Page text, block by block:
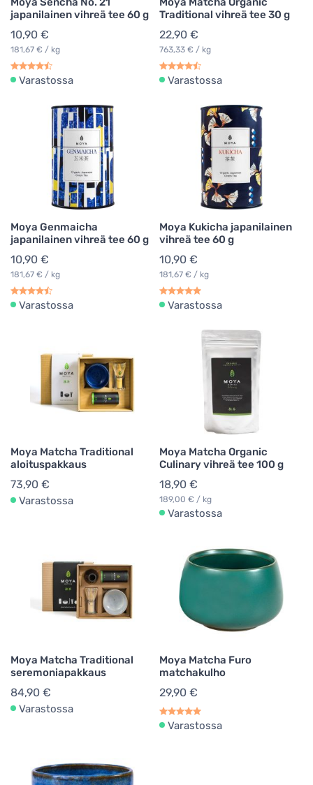
japanilainen vihreä tee 60 g
10,90 €
181,67 € / kg
Varastossa
Traditional vihreä tee 30 g
22,90 €
763,33 € / kg
Varastossa
Moya Genmaicha
japanilainen vihreä tee 60 g
10,90 €
181,67 € / kg
Varastossa
Moya Kukicha japanilainen
vihreä tee 60 g
10,90 €
181,67 € / kg
Varastossa
Moya Matcha Traditional
aloituspakkaus
73,90 €
Varastossa
Moya Matcha Organic
Culinary vihreä tee 100 g
18,90 €
189,00 € / kg
Varastossa
Moya Matcha Traditional
seremoniapakkaus
84,90 €
Varastossa
Moya Matcha Furo
matchakulho
29,90 €
Varastossa